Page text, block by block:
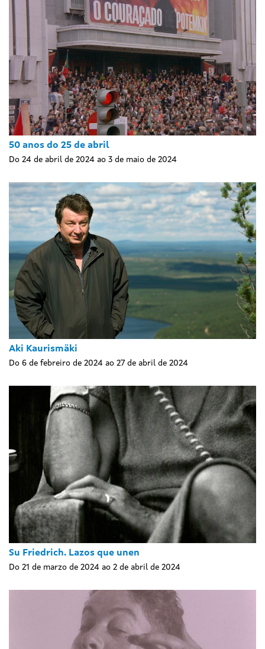
50 anos do 25 de abril
Do 24 de abril de 2024 ao 3 de maio de 2024
Aki Kaurismäki
Do 6 de febreiro de 2024 ao 27 de abril de 2024
Su Friedrich. Lazos que unen
Do 21 de marzo de 2024 ao 2 de abril de 2024